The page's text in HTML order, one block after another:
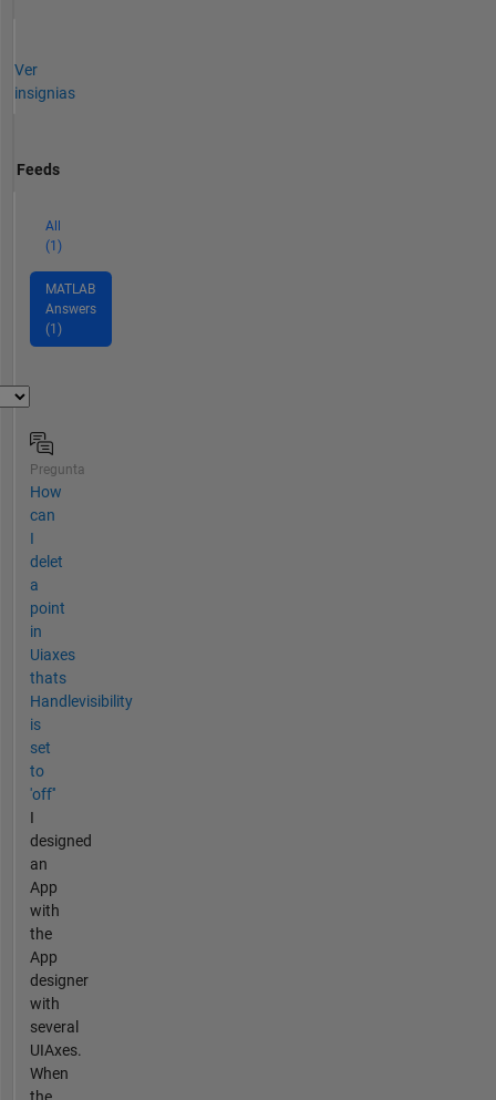
Ver
insignias
Feeds
All
(1)
MATLAB
Answers
(1)
Pregunta
How
can
I
delet
a
point
in
Uiaxes
thats
Handlevisibility
is
set
to
'off''
I
designed
an
App
with
the
App
designer
with
several
UIAxes.
When
the